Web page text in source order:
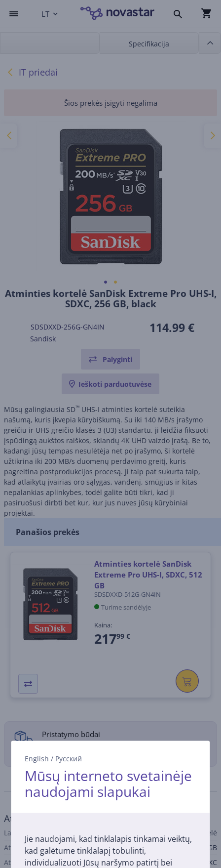
English / Русский
Mūsų interneto svetainėje
naudojami slapukai
Jie naudojami, kad tinklalapis tinkamai veiktų,
kad galėtume tinklalapį tobulinti,
individualizuoti Jūsų naršymo patirtį bei
LT
Specifikacija
IT priedai
Šios prekės įsigyti negalima
Atminties kortelė SanDisk Extreme Pro UHS-I,
SDXC, 256 GB, black
SDSDXXD-256G-GN4IN
Sandisk
114.99 €
Palyginti
Ieškoti parduotuvėse
Mūsų galingiausia SD™ UHS-I atminties kortelė suteikia
našumą, kuris įkvepia kūrybiškumą. Su iki 140 MB/s įrašymo
greičiu ir UHS greičio klasės 3 (U3) standartu, ji leidžia fiksuoti
įspūdingą aukštos raiškos, sklandų 4K UHD vaizdo įrašą. Be to,
kadangi jūsų tempas nesulėtėja net po įrašymo, ši kortelė
užtikrina iki 200 MB/s duomenų perdavimo greitį, kuris
pagreitina postprodukcijos procesą. Ji taip pat sukurta taip,
kad atlaikytų įvairias oro sąlygas, vandenį, smūgius ir kitas
nepalankias aplinkybes, todėl galite būti tikri, kad ji
pasiruošusi dirbti bet kur, kur jus nuves jūsų kūrybiniai
projektai.
Panašios prekės
Atminties kortelė SanDisk
Extreme Pro UHS-I, SDXC, 512
GB
SDSDXXD-512G-GN4IN
Turime sandėlyje
Kaina:
21799 €
Pristatymo būdai
Specifikacija
Atmintis / kietasis diskas
Laikmenos tipas
Atminties kortelė
Atminties talpa.
256 GB
Atminties kortelės tipas
SDXC